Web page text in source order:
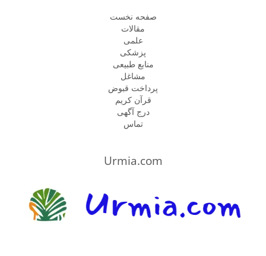
صفحه نخست
مقالات
علمی
پزشكى
منابع طبیعی
مشاغل
پرداخت قبوض
قرآن کریم
درج آگهی
تماس
Urmia.com